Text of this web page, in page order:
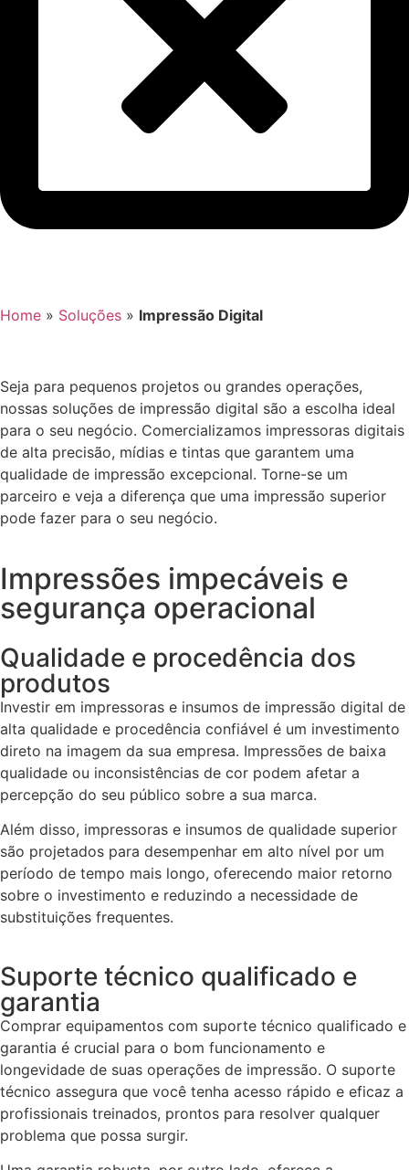
Home » Soluções » Impressão Digital
Seja para pequenos projetos ou grandes operações,
nossas soluções de impressão digital são a escolha ideal
para o seu negócio. Comercializamos impressoras digitais
de alta precisão, mídias e tintas que garantem uma
qualidade de impressão excepcional. Torne-se um
parceiro e veja a diferença que uma impressão superior
pode fazer para o seu negócio.
Impressões impecáveis e
segurança operacional
Qualidade e procedência dos
produtos
Investir em impressoras e insumos de impressão digital de
alta qualidade e procedência confiável é um investimento
direto na imagem da sua empresa. Impressões de baixa
qualidade ou inconsistências de cor podem afetar a
percepção do seu público sobre a sua marca.
Além disso, impressoras e insumos de qualidade superior
são projetados para desempenhar em alto nível por um
período de tempo mais longo, oferecendo maior retorno
sobre o investimento e reduzindo a necessidade de
substituições frequentes.
Suporte técnico qualificado e
garantia
Comprar equipamentos com suporte técnico qualificado e
garantia é crucial para o bom funcionamento e
longevidade de suas operações de impressão. O suporte
técnico assegura que você tenha acesso rápido e eficaz a
profissionais treinados, prontos para resolver qualquer
problema que possa surgir.